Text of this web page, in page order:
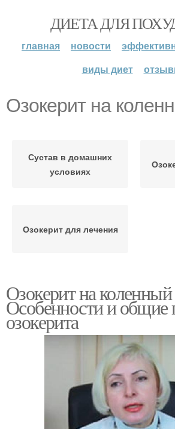
ДИЕТА ДЛЯ
главная новости
виды диет
Озокерит на
Сустав в домашних
условиях
Озокерит для лечения
Озокерит на коленный
Особенности и общие
озокерита